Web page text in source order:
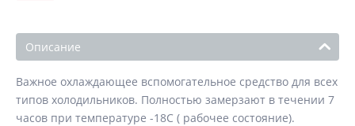
Описание
Важное охлаждающее вспомогательное средство для всех
типов холодильников. Полностью замерзают в течении 7
часов при температуре -18С ( рабочее состояние).